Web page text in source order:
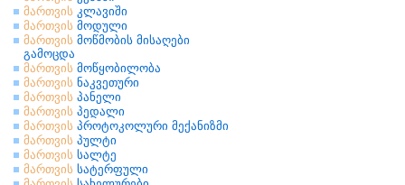
მართვის კლავიში
მართვის მოდული
მართვის მოწმობის მისაღები
გამოცდა
მართვის მოწყობილობა
მართვის ნაკვეთური
მართვის პანელი
მართვის პედალი
მართვის პროტოკოლური მექანიზმი
მართვის პულტი
მართვის სალტე
მართვის სატერფული